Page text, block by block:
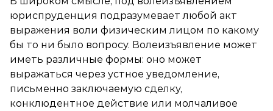
юриспруденция подразумевает любой акт
выражения воли физическим лицом по какому
бы то ни было вопросу. Волеизъявление может
иметь различные формы: оно может
выражаться через устное уведомление,
письменно заключаемую сделку,
конклюдентное действие или молчаливое